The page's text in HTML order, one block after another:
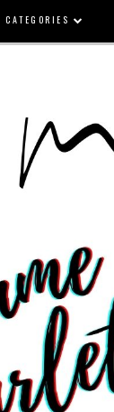
CATEGORIES